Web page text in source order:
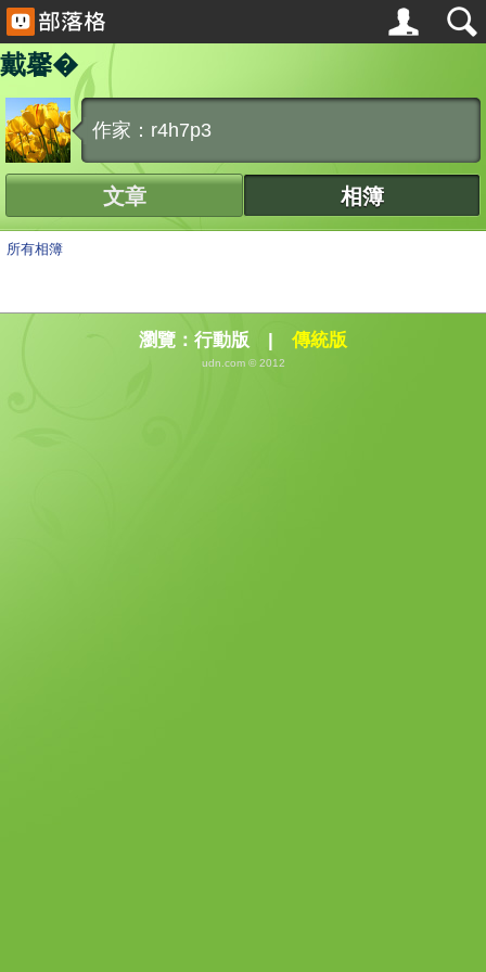
戴馨�
作家：r4h7p3
文章 相簿
所有相簿
瀏覽： 行動版 | 傳統版
udn.com © 2012